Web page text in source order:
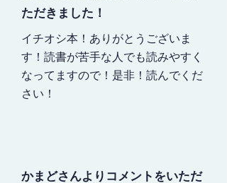
ただきました！
イチオシ本！ありがとうございま
す！読書が苦手な人でも読みやすく
なってますので！是非！読んでくだ
さい！
かまどさんよりコメントをいただ